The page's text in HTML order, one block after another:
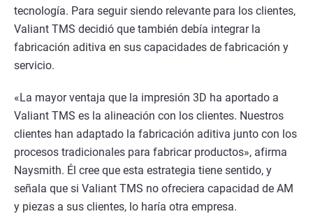
tecnología. Para seguir siendo relevante para los clientes,
Valiant TMS decidió que también debía integrar la
fabricación aditiva en sus capacidades de fabricación y
servicio.
«La mayor ventaja que la impresión 3D ha aportado a
Valiant TMS es la alineación con los clientes. Nuestros
clientes han adaptado la fabricación aditiva junto con los
procesos tradicionales para fabricar productos», afirma
Naysmith. Él cree que esta estrategia tiene sentido, y
señala que si Valiant TMS no ofreciera capacidad de AM
y piezas a sus clientes, lo haría otra empresa.